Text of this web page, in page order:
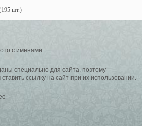
шт.)
с именами.
специально для сайта, поэтому
ссылку на сайт при их использовании.